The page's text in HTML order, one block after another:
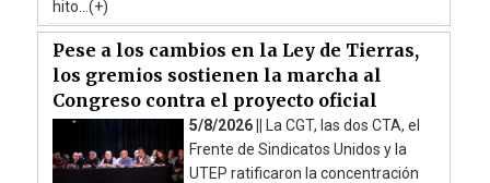
hito...(+)
Pese a los cambios en la Ley de Tierras,
los gremios sostienen la marcha al
Congreso contra el proyecto oficial
5/8/2026 || La CGT, las dos CTA, el
Frente de Sindicatos Unidos y la
UTEP ratificaron la concentración